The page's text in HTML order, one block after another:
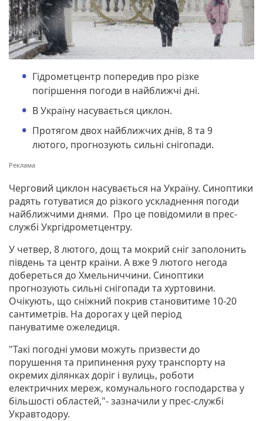
Гідрометцентр попередив про різке
погіршення погоди в найближчі дні.
В Україну насувається циклон.
Протягом двох найближчих днів, 8 та 9
лютого, прогнозують сильні снігопади.
Черговий циклон насувається на Україну. Синоптики
радять готуватися до різкого ускладнення погоди
найближчими днями. Про це повідомили в прес-
службі Укргідрометцентру.
У четвер, 8 лютого, дощ та мокрий сніг заполонить
південь та центр країни. А вже 9 лютого негода
добереться до Хмельниччини. Синоптики
прогнозують сильні снігопади та хуртовини.
Очікують, що сніжний покрив становитиме 10-20
сантиметрів. На дорогах у цей період
пануватиме ожеледиця.
"Такі погодні умови можуть призвести до
порушення та припинення руху транспорту на
окремих ділянках доріг і вулиць, роботи
електричних мереж, комунального господарства у
більшості областей,"- зазначили у прес-службі
Укравтодору.